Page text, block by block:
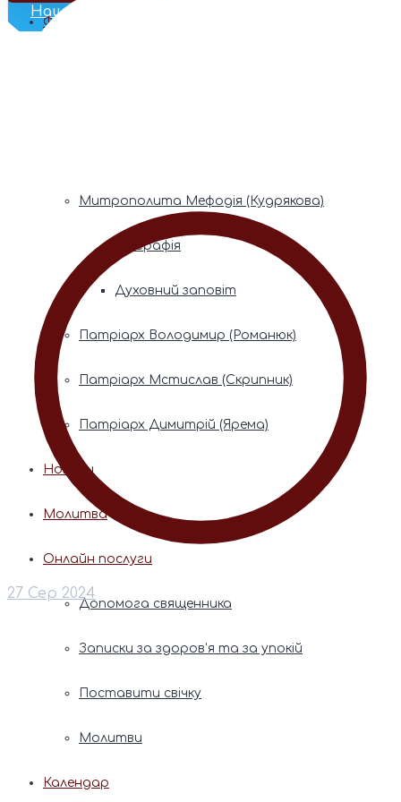
Наш Телеграм
Фонди пам’яті
Митрополита Мефодія (Кудрякова)
Біографія
Духовний заповіт
Патріарх Володимир (Романюк)
Патріарх Мстислав (Скрипник)
Патріарх Димитрій (Ярема)
Новини
Молитва
Онлайн послуги
Допомога священника
Записки за здоров’я та за упокій
Поставити свічку
Молитви
Календар
27 Сер 2024